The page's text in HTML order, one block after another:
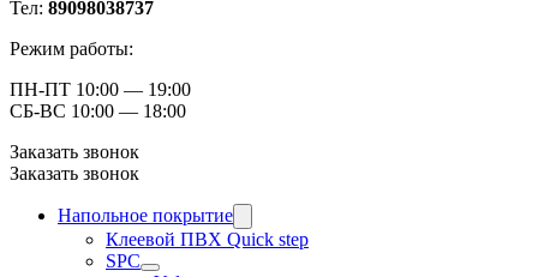
Тел: 89098038737
Режим работы:
ПН-ПТ 10:00 — 19:00
СБ-ВС 10:00 — 18:00
Заказать звонок
Заказать звонок
Напольное покрытие
Клеевой ПВХ Quick step
SPC